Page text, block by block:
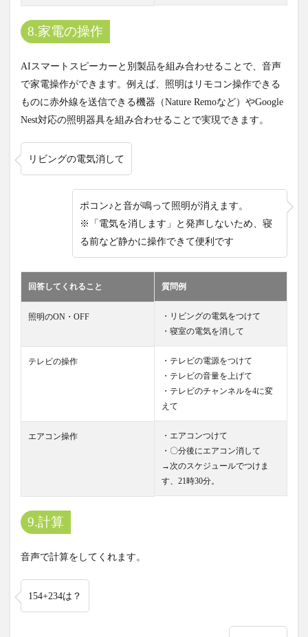
8.家電の操作
AIスマートスピーカーと別製品を組み合わせることで、音声
で家電操作ができます。例えば、照明はリモコン操作できる
ものに赤外線を送信できる機器（Nature Remoなど）やGoogle
Nest対応の照明器具を組み合わせることで実現できます。
リビングの電気消して
ポコン♪と音が鳴って照明が消えます。
※「電気を消します」と発声しないため、寝
る前など静かに操作できて便利です
回答してくれること 質問例
照明のON・OFF
・リビングの電気をつけて
・寝室の電気を消して
テレビの操作
・テレビの電源をつけて
・テレビの音量を上げて
・テレビのチャンネルを4に変
えて
エアコン操作
・エアコンつけて
・〇分後にエアコン消して
→次のスケジュールでつけま
す、21時30分。
9.計算
音声で計算をしてくれます。
154+234は？